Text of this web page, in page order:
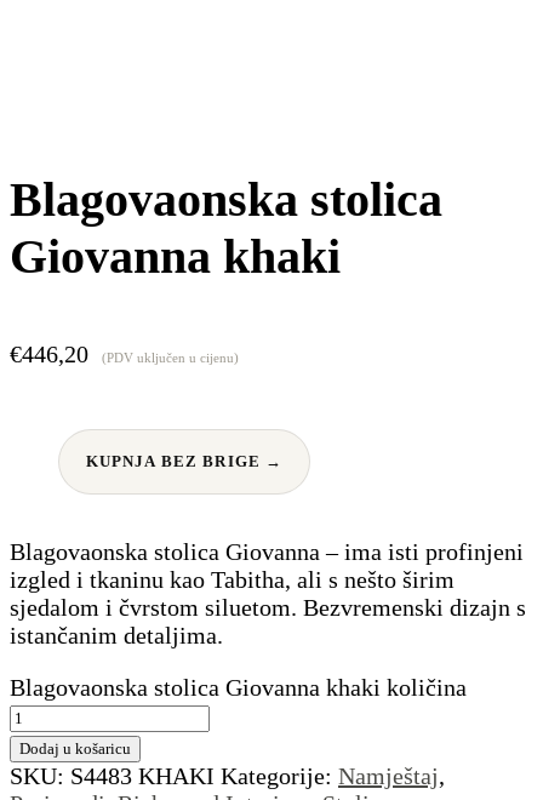
Blagovaonska stolica
Giovanna khaki
€446,20 (PDV uključen u cijenu)
KUPNJA BEZ BRIGE →
Blagovaonska stolica Giovanna – ima isti profinjeni
izgled i tkaninu kao Tabitha, ali s nešto širim
sjedalom i čvrstom siluetom. Bezvremenski dizajn s
istančanim detaljima.
Blagovaonska stolica Giovanna khaki količina
Dodaj u košaricu
SKU: S4483 KHAKI Kategorije: Namještaj,